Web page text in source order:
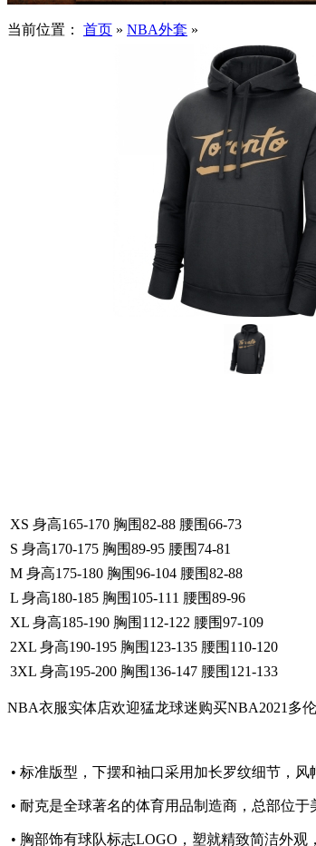
当前位置： 首页 » NBA外套 »
XS 身高165-170 胸围82-88 腰围66-73
S 身高170-175 胸围89-95 腰围74-81
M 身高175-180 胸围96-104 腰围82-88
L 身高180-185 胸围105-111 腰围89-96
XL 身高185-190 胸围112-122 腰围97-109
2XL 身高190-195 胸围123-135 腰围110-120
3XL 身高195-200 胸围136-147 腰围121-133
NBA衣服实体店欢迎猛龙球迷购买NBA2021多
• 标准版型，下摆和袖口采用加长罗纹细节，
• 耐克是全球著名的体育用品制造商，总部位于
• 胸部饰有球队标志LOGO，塑就精致简洁外观